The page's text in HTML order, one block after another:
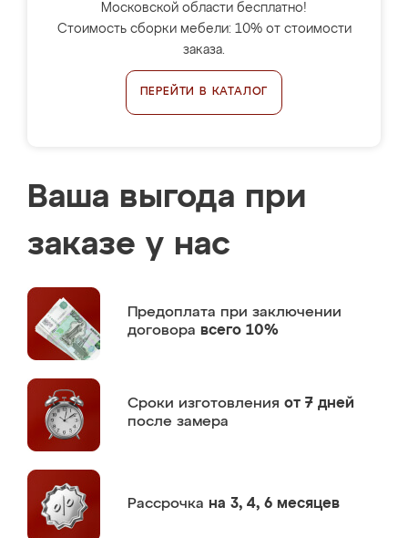
Московской области бесплатно!
Стоимость сборки мебели: 10% от стоимости
заказа.
ПЕРЕЙТИ В КАТАЛОГ
Ваша выгода при
заказе у нас
Предоплата при заключении
договора всего 10%
Сроки изготовления от 7 дней
после замера
Рассрочка на 3, 4, 6 месяцев